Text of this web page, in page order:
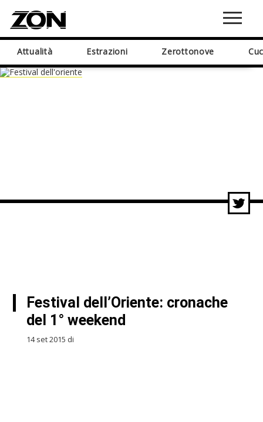
Attualità Estrazioni Zerottonove
Festival dell’Oriente: cronache
del 1° weekend
14 set 2015 di